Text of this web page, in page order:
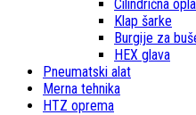
Cilindrična
Klap šarke
Burgije za
HEX glava
Pneumatski alat
Merna tehnika
HTZ oprema